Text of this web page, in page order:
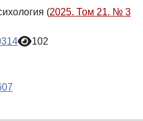
(2025. Том 21. № 3
102